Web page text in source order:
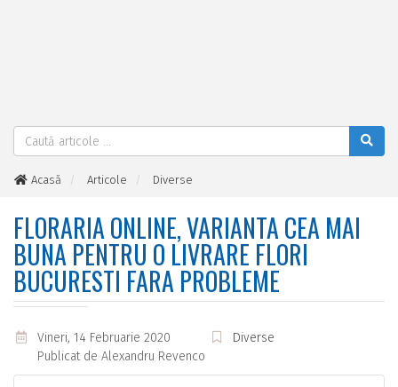
Acasă Articole
Diverse
FLORARIA ONLINE, VARIANTA CEA MAI
BUNA PENTRU O LIVRARE FLORI
BUCURESTI FARA PROBLEME
Vineri, 14 Februarie 2020
Diverse
Publicat de Alexandru Revenco